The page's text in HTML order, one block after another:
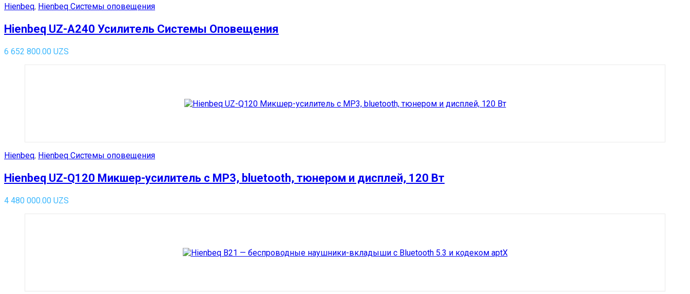
Hienbeq, Hienbeq Системы оповещения
Hienbeq UZ-A240 Усилитель Системы Оповещения
6 652 800.00 UZS
Hienbeq, Hienbeq Системы оповещения
Hienbeq UZ-Q120 Микшер-усилитель с MP3, bluetooth, тюнером и дисплей, 120 Вт
4 480 000.00 UZS